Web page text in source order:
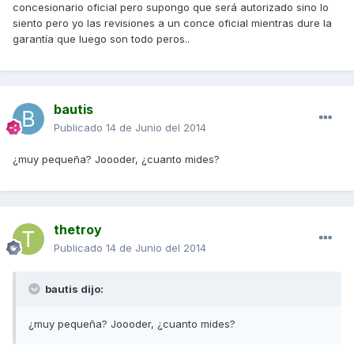
concesionario oficial pero supongo que será autorizado sino lo
siento pero yo las revisiones a un conce oficial mientras dure la
garantía que luego son todo peros..
bautis
Publicado 14 de Junio del 2014
¿muy pequeña? Joooder, ¿cuanto mides?
thetroy
Publicado 14 de Junio del 2014
bautis dijo:
¿muy pequeña? Joooder, ¿cuanto mides?